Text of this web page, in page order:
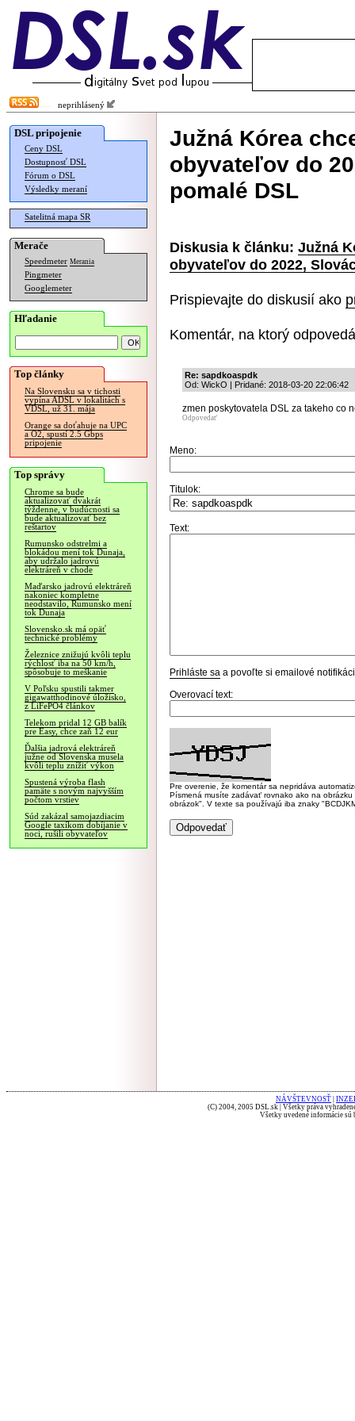
neprihlásený
DSL pripojenie
Ceny DSL
Dostupnosť DSL
Fórum o DSL
Výsledky meraní
Satelitná mapa SR
Merače
Speedmeter Merania
Pingmeter
Googlemeter
Hľadanie
Top články
Na Slovensku sa v tichosti
vypína ADSL v lokalitách s
VDSL, už 31. mája
Orange sa doťahuje na UPC
a O2, spustí 2.5 Gbps
pripojenie
Top správy
Chrome sa bude
aktualizovať dvakrát
týždenne, v budúcnosti sa
bude aktualizovať bez
reštartov
Rumunsko odstrelmi a
blokádou mení tok Dunaja,
aby udržalo jadrovú
elektráreň v chode
Maďarsko jadrovú elektráreň
nakoniec kompletne
neodstavilo, Rumunsko mení
tok Dunaja
Slovensko.sk má opäť
technické problémy
Železnice znižujú kvôli teplu
rýchlosť iba na 50 km/h,
spôsobuje to meškanie
V Poľsku spustili takmer
gigawatthodinové úložisko,
z LiFePO4 článkov
Telekom pridal 12 GB balík
pre Easy, chce zaň 12 eur
Ďalšia jadrová elektráreň
južne od Slovenska musela
kvôli teplu znížiť výkon
Spustená výroba flash
pamäte s novým najvyšším
počtom vrstiev
Súd zakázal samojazdiacim
Google taxíkom dobíjanie v
noci, rušili obyvateľov
Južná Kórea
obyvateľov do
pomalé DSL
Diskusia k článku: Južná
obyvateľov do 2022,
Prispievajte do diskusií ako
Komentár, na ktorý
Re: sapdkoaspdk
Od: WickO | Pridané: 2018-03-20 22:06:42
zmen poskytovatela DSL za takeho co
Odpovedať
Meno:
Titulok:
Text:
Prihláste sa a povoľte si emailové
Overovací text:
Pre overenie, že komentár sa nepridáva
Písmená musíte zadávať rovnako ako na
obrázok". V texte sa používajú iba znaky
NÁVŠTEVNOSŤ
(C) 2004, 2005 DSL.sk | Všetky práva
Všetky uvedené informácie sú